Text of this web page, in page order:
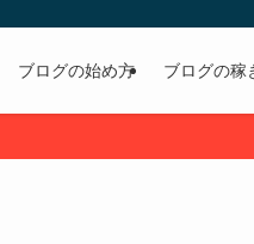
ブログの始め方 ブログの稼